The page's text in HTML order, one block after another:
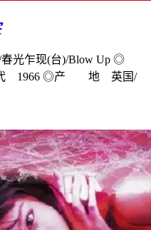
乍现(台)/Blow Up ◎
◎产 地 英国/